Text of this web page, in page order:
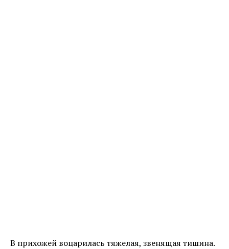
В прихожей воцарилась тяжелая, звенящая тишина.